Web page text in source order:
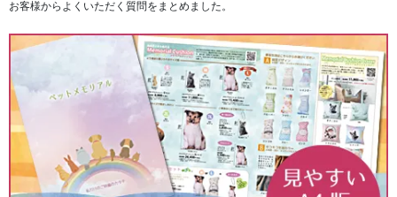
お客様からよくいただく質問をまとめました。